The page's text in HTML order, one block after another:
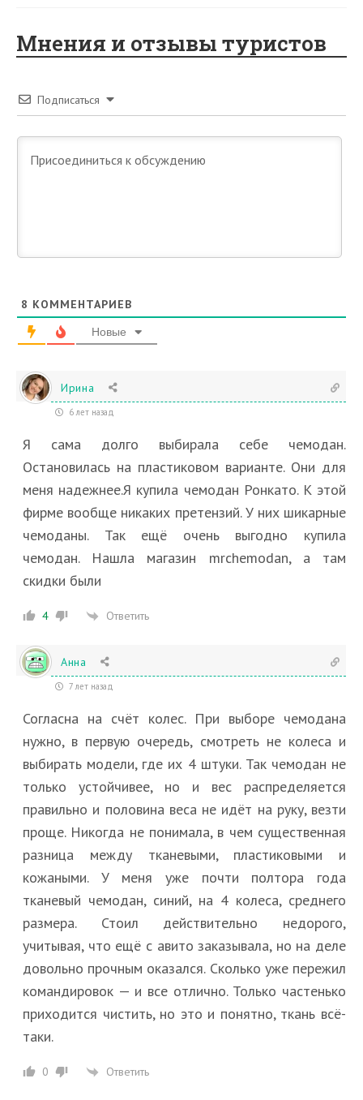
Мнения и отзывы туристов
Подписаться
8 КОММЕНТАРИЕВ
Новые
Ирина
6 лет назад
Я сама долго выбирала себе чемодан.
Остановилась на пластиковом варианте. Они для
меня надежнее.Я купила чемодан Ронкато. К этой
фирме вообще никаких претензий. У них шикарные
чемоданы. Так ещё очень выгодно купила
чемодан. Нашла магазин mrchemodan, а там
скидки были
4 Ответить
Анна
7 лет назад
Согласна на счёт колес. При выборе чемодана
нужно, в первую очередь, смотреть не колеса и
выбирать модели, где их 4 штуки. Так чемодан не
только устойчивее, но и вес распределяется
правильно и половина веса не идёт на руку, везти
проще. Никогда не понимала, в чем существенная
разница между тканевыми, пластиковыми и
кожаными. У меня уже почти полтора года
тканевый чемодан, синий, на 4 колеса, среднего
размера. Стоил действительно недорого,
учитывая, что ещё с авито заказывала, но на деле
довольно прочным оказался. Сколько уже пережил
командировок — и все отлично. Только частенько
приходится чистить, но это и понятно, ткань всё-
таки.
0 Ответить